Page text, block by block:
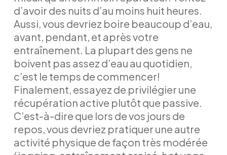
d’avoir des nuits d’au moins huit heures.
Aussi, vous devriez boire beaucoup d’eau,
avant, pendant, et après votre
entraînement. La plupart des gens ne
boivent pas assez d’eau au quotidien,
c’est le temps de commencer!
Finalement, essayez de privilégier une
récupération active plutôt que passive.
C’est-à-dire que lors de vos jours de
repos, vous devriez pratiquer une autre
activité physique de façon très modérée